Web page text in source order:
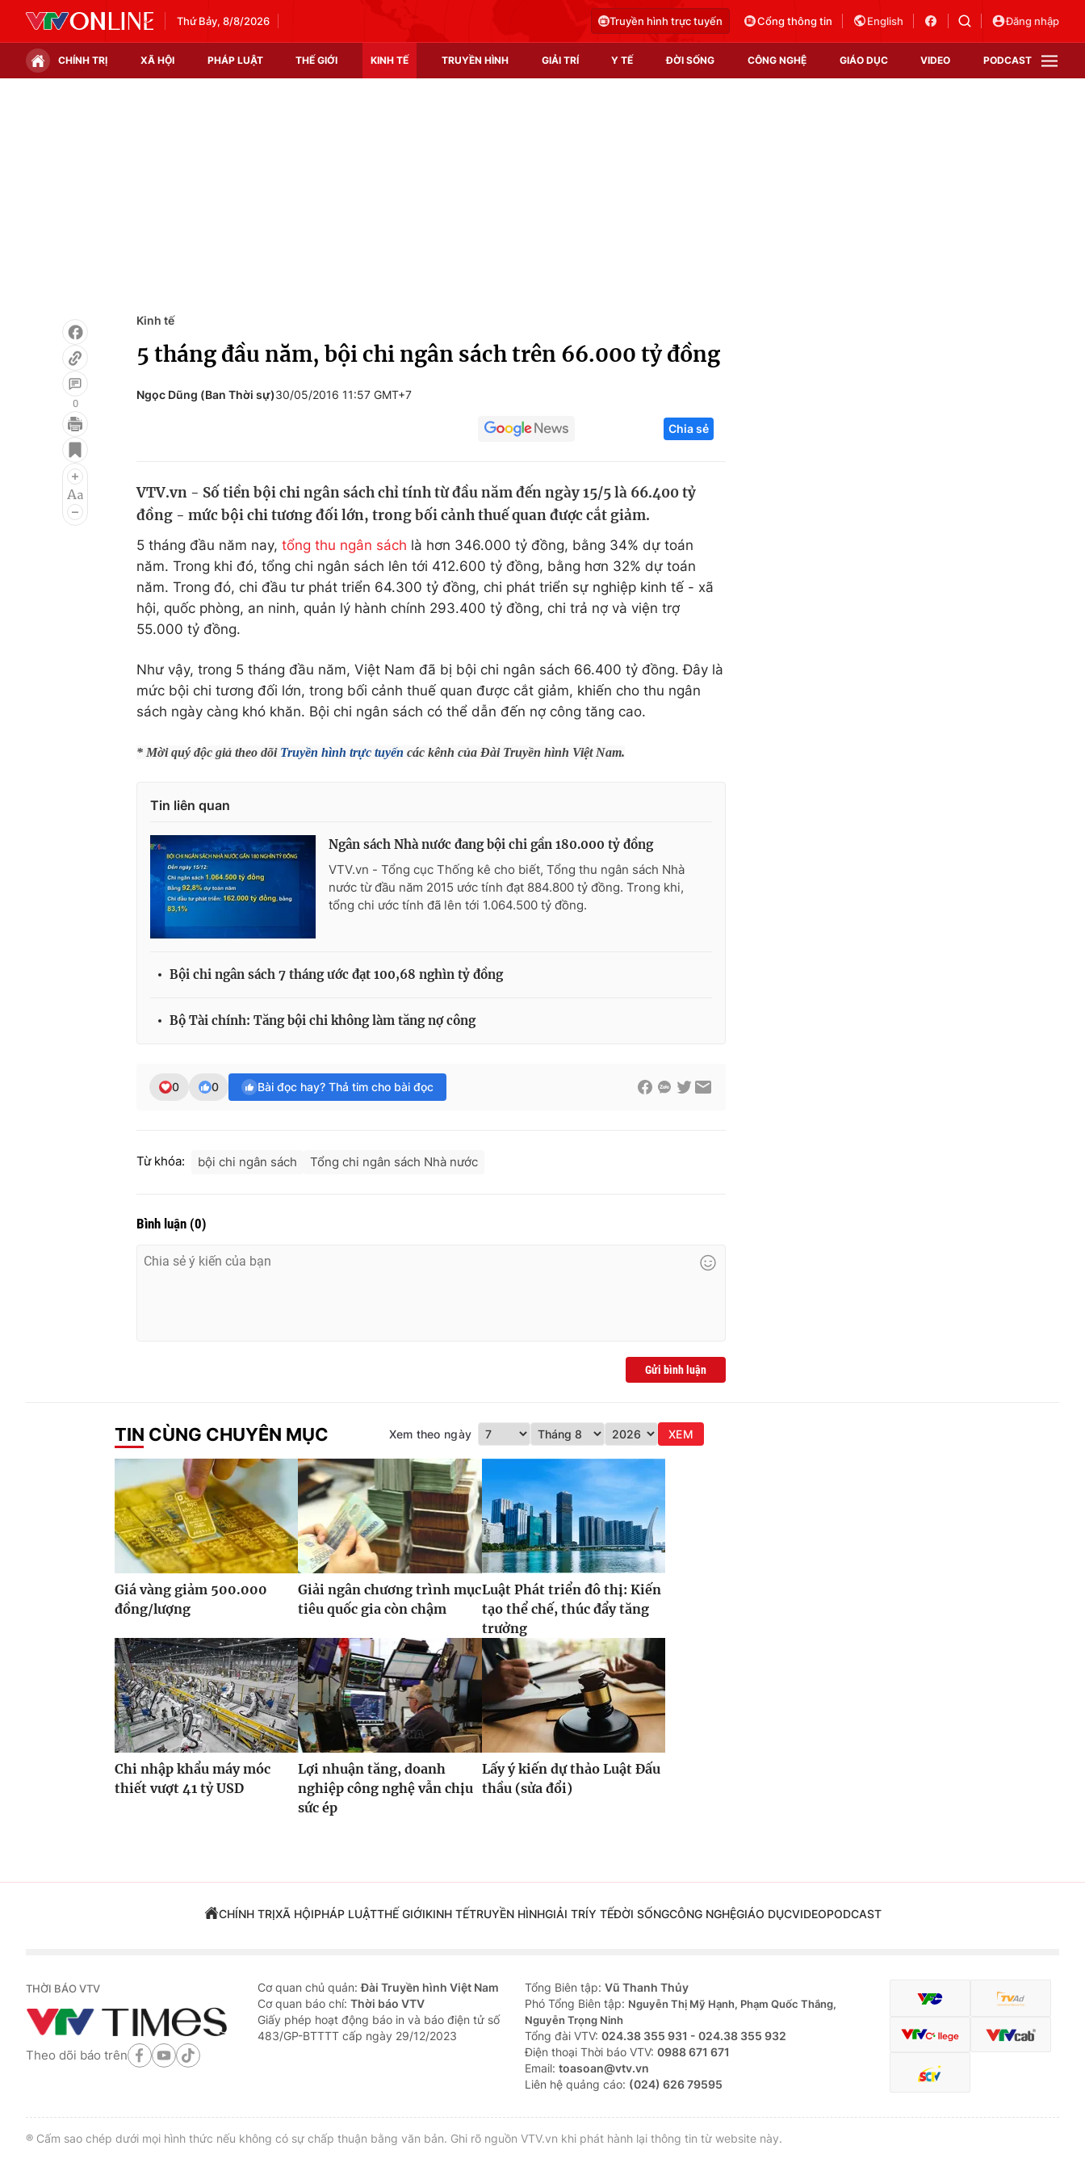
Thứ Bảy, 8/8/2026 Truyền hình trực tuyến Cổng thông tin English Đăng nhập
CHÍNH TRỊ XÃ HỘI PHÁP LUẬT THẾ GIỚI KINH TẾ TRUYỀN HÌNH GIẢI TRÍ Y TẾ ĐỜI SỐNG CÔNG NGHỆ GIÁO DỤC VIDEO PODCAST
Infographic
Điện ảnh
Âm nhạc
Làm đẹp
Học trực tuyến
Công nghệ
Sản phẩm
Tư vấn
0
Kinh tế
5 tháng đầu năm, bội chi ngân sách trên 66.000 tỷ đồng
Ngọc Dũng (Ban Thời sự)30/05/2016 11:57 GMT+7
Chia sẻ
VTV.vn - Số tiền bội chi ngân sách chỉ tính từ đầu năm đến ngày 15/5 là 66.400 tỷ
đồng - mức bội chi tương đối lớn, trong bối cảnh thuế quan được cắt giảm.
5 tháng đầu năm nay, tổng thu ngân sách là hơn 346.000 tỷ đồng, bằng 34% dự toán
năm. Trong khi đó, tổng chi ngân sách lên tới 412.600 tỷ đồng, bằng hơn 32% dự toán
năm. Trong đó, chi đầu tư phát triển 64.300 tỷ đồng, chi phát triển sự nghiệp kinh tế - xã
hội, quốc phòng, an ninh, quản lý hành chính 293.400 tỷ đồng, chi trả nợ và viện trợ
55.000 tỷ đồng.
Như vậy, trong 5 tháng đầu năm, Việt Nam đã bị bội chi ngân sách 66.400 tỷ đồng. Đây là
mức bội chi tương đối lớn, trong bối cảnh thuế quan được cắt giảm, khiến cho thu ngân
sách ngày càng khó khăn. Bội chi ngân sách có thể dẫn đến nợ công tăng cao.
* Mời quý độc giả theo dõi Truyền hình trực tuyến các kênh của Đài Truyền hình Việt Nam.
Tin liên quan
Ngân sách Nhà nước đang bội chi gần 180.000 tỷ đồng
VTV.vn - Tổng cục Thống kê cho biết, Tổng thu ngân sách Nhà
nước từ đầu năm 2015 ước tính đạt 884.800 tỷ đồng. Trong khi,
tổng chi ước tính đã lên tới 1.064.500 tỷ đồng.
Bội chi ngân sách 7 tháng ước đạt 100,68 nghìn tỷ đồng
Bộ Tài chính: Tăng bội chi không làm tăng nợ công
0 0 Bài đọc hay? Thả tim cho bài đọc
Từ khóa: bội chi ngân sách Tổng chi ngân sách Nhà nước
Bình luận (0)
Gửi bình luận
TIN CÙNG CHUYÊN MỤC Xem theo ngày XEM
Giá vàng giảm 500.000
đồng/lượng
Giải ngân chương trình mục
tiêu quốc gia còn chậm
Luật Phát triển đô thị: Kiến
tạo thể chế, thúc đẩy tăng
trưởng
Chi nhập khẩu máy móc
thiết vượt 41 tỷ USD
Lợi nhuận tăng, doanh
nghiệp công nghệ vẫn chịu
sức ép
Lấy ý kiến dự thảo Luật Đấu
thầu (sửa đổi)
CHÍNH TRỊXÃ HỘIPHÁP LUẬTTHẾ GIỚIKINH TẾTRUYỀN HÌNHGIẢI TRÍY TẾĐỜI SỐNGCÔNG NGHỆGIÁO DỤCVIDEOPODCAST
THỜI BÁO VTV
Theo dõi báo trên
Cơ quan chủ quản:Đài Truyền hình Việt Nam
Cơ quan báo chí: Thời báo VTV
Giấy phép hoạt động báo in và báo điện tử số
483/GP-BTTTT cấp ngày 29/12/2023
Tổng Biên tập: Vũ Thanh Thủy
Phó Tổng Biên tập: Nguyễn Thị Mỹ Hạnh, Phạm Quốc Thắng,
Nguyễn Trọng Ninh
Tổng đài VTV: 024.38 355 931 - 024.38 355 932
Ðiện thoại Thời báo VTV: 0988 671 671
Email: toasoan@vtv.vn
Liên hệ quảng cáo: (024) 626 79595
® Cấm sao chép dưới mọi hình thức nếu không có sự chấp thuận bằng văn bản. Ghi rõ nguồn VTV.vn khi phát hành lại thông tin từ website này.